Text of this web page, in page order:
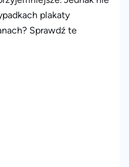
plakaty
Sprawdź te